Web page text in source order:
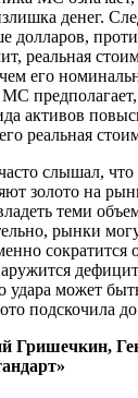
денег.
долларов,
реальная
его
активов
реальная
слышал,
золото на
теми
рынки
сократится
удара может
подскочила
Гришечкин,